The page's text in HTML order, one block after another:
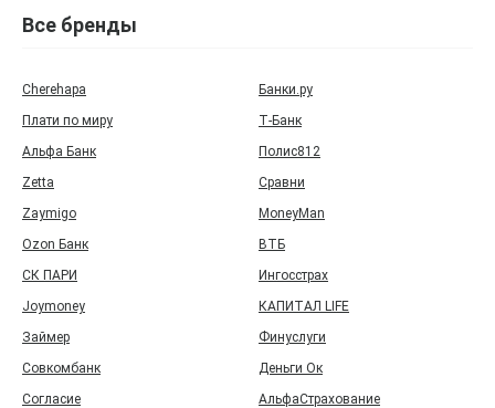
Все бренды
Cherehapa
Банки.ру
Плати по миру
Т‑Банк
Альфа Банк
Полис812
Zetta
Сравни
Zaymigo
MoneyMan
Ozon Банк
ВТБ
СК ПАРИ
Ингосстрах
Joymoney
КАПИТАЛ LIFE
Займер
Финуслуги
Совкомбанк
Деньги Ок
Согласие
АльфаСтрахование